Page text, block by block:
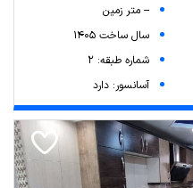
-- متر زمین
سال ساخت 1405
شماره طبقه: 2
آسانسور: دارد